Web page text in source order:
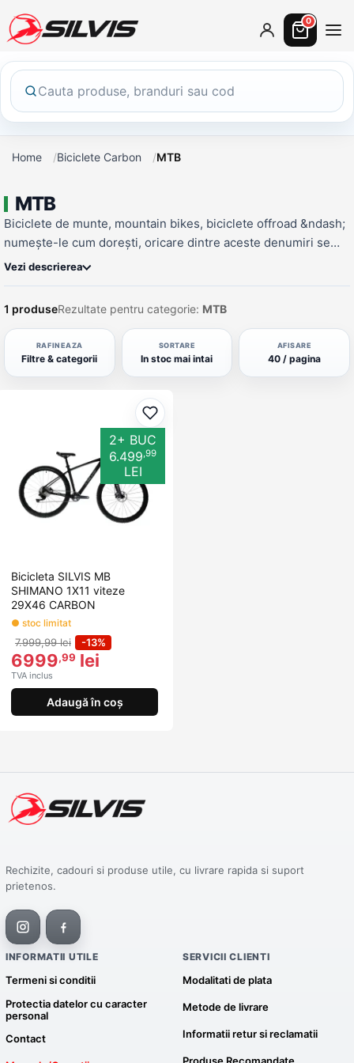
0
Home Biciclete Carbon MTB
MTB
Biciclete de munte, mountain bikes, biciclete offroad &ndash;
numește-le cum dorești, oricare dintre aceste denumiri se
referă la un singur lucru și anume la o categorie de biciclete
Vezi descrierea
1 produseRezultate pentru categorie: MTB
RAFINEAZA
Filtre & categorii
SORTARE
In stoc mai intai
AFISARE
40 / pagina
Adaugă la favorite
2+ BUC
6.499,99
LEI
Bicicleta SILVIS MB
SHIMANO 1X11 viteze
29X46 CARBON
● stoc limitat
7.999,99 lei -13%
6999,99 lei
TVA inclus
Adaugă în coș
Rechizite, cadouri si produse utile, cu livrare rapida si suport
prietenos.
INFORMATII UTILE
Termeni si conditii
Protectia datelor cu caracter
personal
Contact
SERVICII CLIENTI
Modalitati de plata
Metode de livrare
Informatii retur si reclamatii